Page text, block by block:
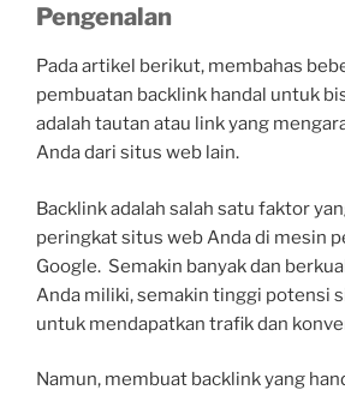
Pengenalan
Pada artikel berikut, membahas
pembuatan backlink handal untuk
adalah tautan atau link yang
Anda dari situs web lain.
Backlink adalah salah satu faktor
peringkat situs web Anda di mesin
Google. Semakin banyak dan
Anda miliki, semakin tinggi potensi
untuk mendapatkan trafik dan
Namun, membuat backlink yang